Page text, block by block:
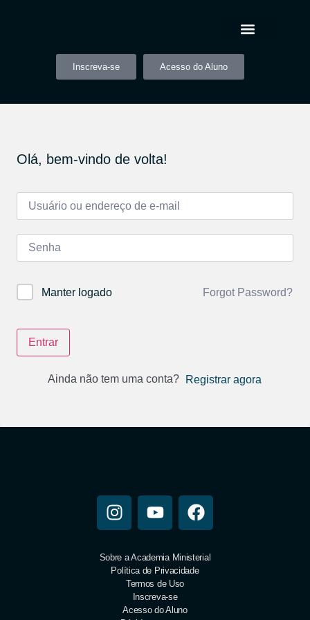
Inscreva-se Acesso do Aluno
Olá, bem-vindo de volta!
Manter logado Forgot Password?
Entrar
Ainda não tem uma conta? Registrar agora
Sobre a Academia Ministerial
Política de Privacidade
Termos de Uso
Inscreva-se
Acesso do Aluno